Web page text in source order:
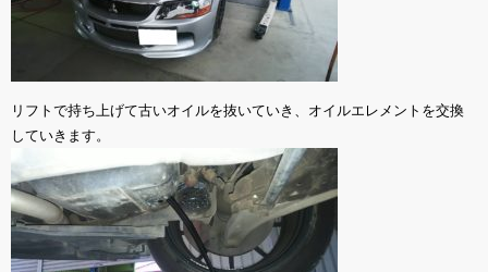
リフトで持ち上げて古いオイルを抜いていき、オイルエレメントを交換
していきます。